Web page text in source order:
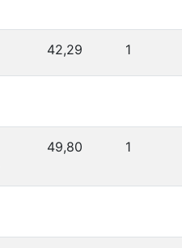
42,29 1
49,80 1